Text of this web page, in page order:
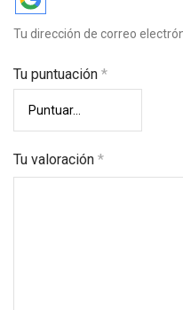
Tu dirección de correo
Tu puntuación *
Tu valoración *